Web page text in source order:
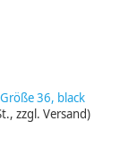
36, black
zzgl. Versand)